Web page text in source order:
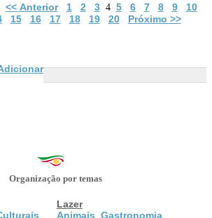
<< Anterior 1 2 34 5 6 7 8 9
10
15 16 17 18 19 20 Próximo >>
Organização por temas
Lazer
Animais Gastronomia